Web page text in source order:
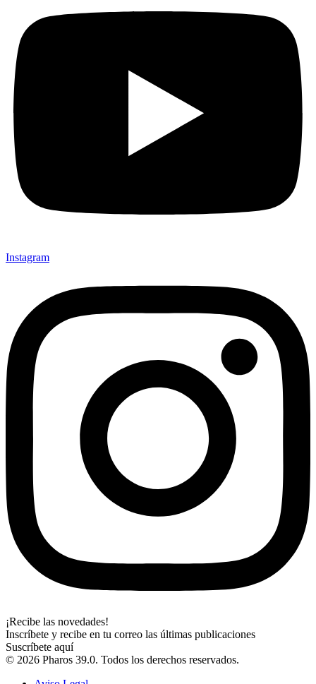
Instagram
¡Recibe las novedades!
Inscríbete y recibe en tu correo las últimas publicaciones
Suscríbete aquí
© 2026 Pharos 39.0. Todos los derechos reservados.